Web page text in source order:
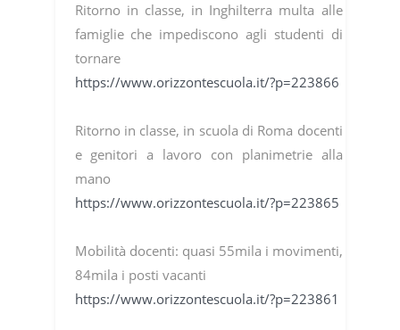
Ritorno in classe, in Inghilterra multa alle
famiglie che impediscono agli studenti di
tornare
https://www.orizzontescuola.it/?p=223866
Ritorno in classe, in scuola di Roma docenti
e genitori a lavoro con planimetrie alla
mano
https://www.orizzontescuola.it/?p=223865
Mobilità docenti: quasi 55mila i movimenti,
84mila i posti vacanti
https://www.orizzontescuola.it/?p=223861